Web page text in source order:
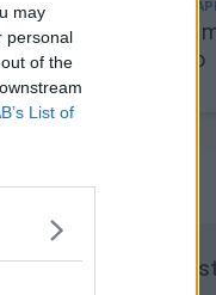
may
personal
of the
List of
Salata
chorizo
cu cimbru și